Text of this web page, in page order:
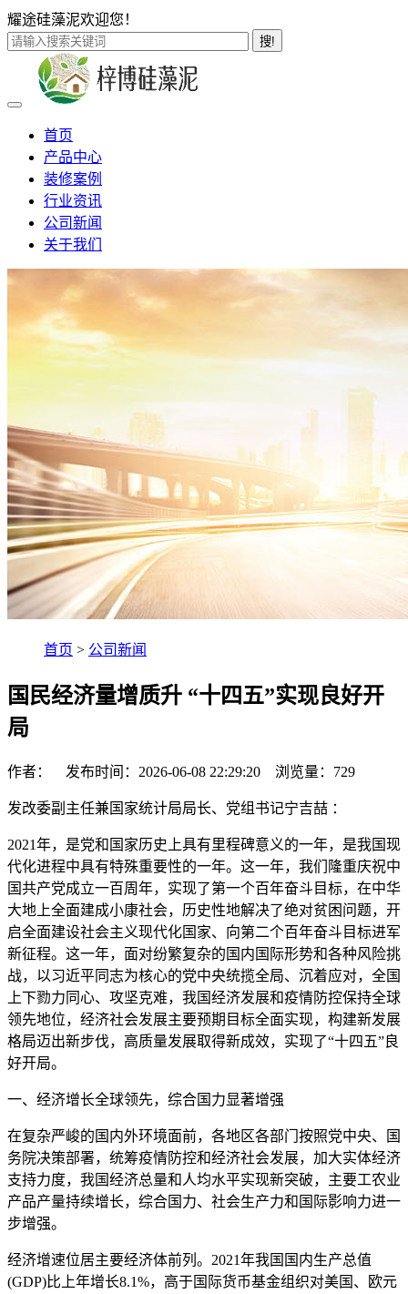
耀途硅藻泥欢迎您！
搜!
首页
产品中心
装修案例
行业资讯
公司新闻
关于我们
首页 > 公司新闻
国民经济量增质升 “十四五”实现良好开
局
作者： 发布时间：2026-06-08 22:29:20 浏览量： 729
发改委副主任兼国家统计局局长、党组书记宁吉喆 ：
2021年，是党和国家历史上具有里程碑意义的一年，是我国现
代化进程中具有特殊重要性的一年。这一年，我们隆重庆祝中
国共产党成立一百周年，实现了第一个百年奋斗目标，在中华
大地上全面建成小康社会，历史性地解决了绝对贫困问题，开
启全面建设社会主义现代化国家、向第二个百年奋斗目标进军
新征程。这一年，面对纷繁复杂的国内国际形势和各种风险挑
战，以习近平同志为核心的党中央统揽全局、沉着应对，全国
上下勠力同心、攻坚克难，我国经济发展和疫情防控保持全球
领先地位，经济社会发展主要预期目标全面实现，构建新发展
格局迈出新步伐，高质量发展取得新成效，实现了“十四五”良
好开局。
一、经济增长全球领先，综合国力显著增强
在复杂严峻的国内外环境面前，各地区各部门按照党中央、国
务院决策部署，统筹疫情防控和经济社会发展，加大实体经济
支持力度，我国经济总量和人均水平实现新突破，主要工农业
产品产量持续增长，综合国力、社会生产力和国际影响力进一
步增强。
经济增速位居主要经济体前列。2021年我国国内生产总值
(GDP)比上年增长8.1%，高于国际货币基金组织对美国、欧元